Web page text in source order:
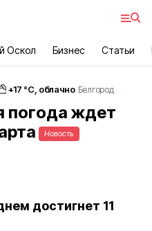
Оскол Бизнес Статьи
+17 °С, облачно Белгород
погода ждет
Новость
достигнет 11